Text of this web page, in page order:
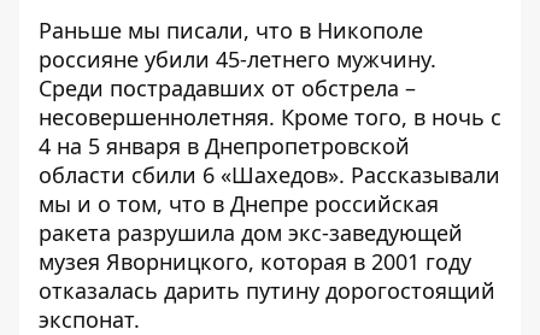
Раньше мы писали, что в Никополе
россияне убили 45-летнего мужчину.
Среди пострадавших от обстрела –
несовершеннолетняя. Кроме того, в ночь с
4 на 5 января в Днепропетровской
области сбили 6 «Шахедов». Рассказывали
мы и о том, что в Днепре российская
ракета разрушила дом экс-заведующей
музея Яворницкого, которая в 2001 году
отказалась дарить путину дорогостоящий
экспонат.